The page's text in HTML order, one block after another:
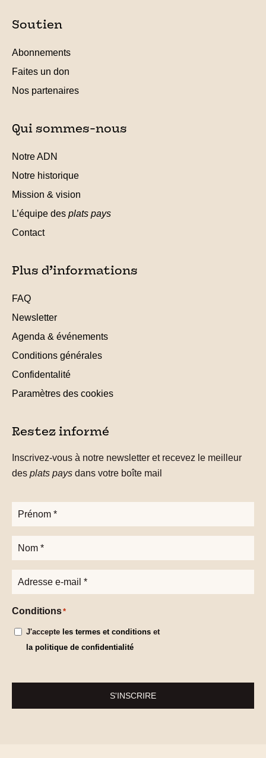
Soutien
Abonnements
Faites un don
Nos partenaires
Qui sommes-nous
Notre ADN
Notre historique
Mission & vision
L’équipe des plats pays
Contact
Plus d’informations
FAQ
Newsletter
Agenda & événements
Conditions générales
Confidentalité
Paramètres des cookies
Restez informé
Inscrivez-vous à notre newsletter et recevez le meilleur
des plats pays dans votre boîte mail
Prénom
Nom
Adresse
e-
mail *
Conditions*
J'accepte les termes et conditions et
la politique de confidentialité
S'INSCRIRE